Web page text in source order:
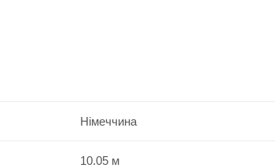
Німеччина
10.05 м